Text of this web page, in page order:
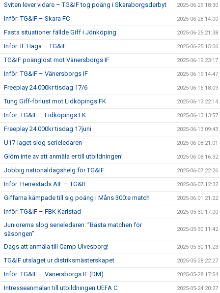
Sviten lever vidare – TG&IF tog poäng i Skaraborgsderbyt 2025-06-29 18:30
Inför: TG&IF – Skara FC 2025-06-28 14:00
Fasta situationer fällde Giff i Jönköping 2025-06-25 21:38
Inför: IF Haga – TG&IF 2025-06-25 15:06
TG&IF poänglöst mot Vänersborgs IF 2025-06-19 23:17
Inför: TG&IF – Vänersborgs IF 2025-06-19 14:47
Freeplay 24.000kr tisdag 17/6 2025-06-16 18:09
Tung Giff-förlust mot Lidköpings FK 2025-06-13 22:14
Inför: TG&IF – Lidköpings FK 2025-06-13 13:57
Freeplay 24.000kr tisdag 17juni 2025-06-13 09:43
U17-laget slog serieledaren 2025-06-08 21:01
Glöm inte av att anmäla er till utbildningen! 2025-06-08 16:32
Jobbig nationaldagshelg för TG&IF 2025-06-07 22:26
Inför: Herrestads AIF – TG&IF 2025-06-07 12:32
Giffarna kämpade till sig poäng i Måns 300:e match 2025-06-01 21:22
Inför: TG&IF – FBK Karlstad 2025-05-30 17:00
Juniorerna slog serieledaren: ”Bästa matchen för
säsongen”
2025-05-30 11:42
Dags att anmäla till Camp Ulvesborg! 2025-05-30 11:23
TG&IF utslaget ur distriksmästerskapet 2025-05-28 22:27
Inför: TG&IF – Vänersborgs IF (DM) 2025-05-28 17:54
Intresseanmälan till utbildningen UEFA C 2025-05-24 20:27